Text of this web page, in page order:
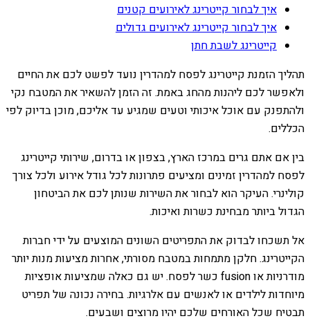
איך לבחור קייטרינג לאירועים קטנים
איך לבחור קייטרינג לאירועים גדולים
קייטרינג לשבת חתן
תהליך הזמנת קייטרינג לפסח למהדרין נועד לפשט לכם את החיים
ולאפשר לכם ליהנות מהחג באמת. זה הזמן להשאיר את המטבח נקי
ולהתפנק עם אוכל איכותי וטעים שמגיע עד אליכם, מוכן בדיוק לפי
הכללים.
בין אם אתם גרים במרכז הארץ, בצפון או בדרום, שירותי קייטרינג
לפסח למהדרין זמינים ומציעים פתרונות לכל גודל אירוע ולכל צורך
קולינרי. העיקר הוא לבחור את השירות שנותן לכם את הביטחון
הגדול ביותר מבחינת כשרות ואיכות.
אל תשכחו לבדוק את התפריטים השונים המוצעים על ידי חברות
הקייטרינג. חלקן מתמחות במטבח מסורתי, אחרות מציעות מנות יותר
מודרניות או fusion כשר לפסח. יש גם כאלה שמציעות אופציות
מיוחדות לילדים או לאנשים עם אלרגיות. בחירה נכונה של תפריט
תבטיח שכל האורחים שלכם יהיו מרוצים ושבעים.